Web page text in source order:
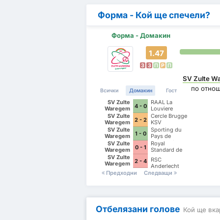
Форма - Кой ще спечели?
Форма - Домакин
1.47
З З П P П
Всички Домакин Гост
SV Zulte
Waregem
4 - 0
RAAL La
Louviere
SV Zulte
Waregem
2 - 2
Cercle Brugge
KSV
SV Zulte
Waregem
1 - 0
Sporting du
Pays de
Charleroi
SV Zulte
Waregem
0 - 1
Royal
Standard de
Liege
SV Zulte
Waregem
2 - 4
RSC
Anderlecht
Предходни
Следващи
SV Zulte
по
Отбелязани голове Кой ще